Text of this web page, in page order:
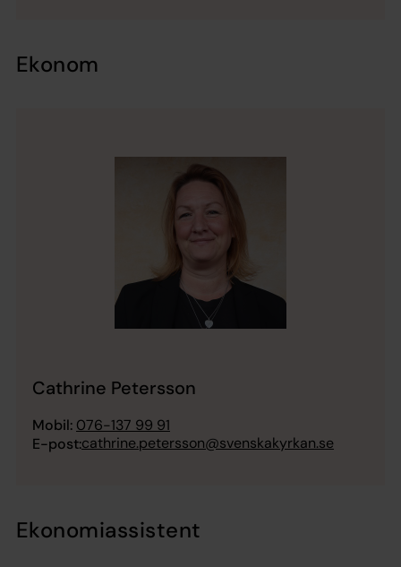
Ekonom
Cathrine Petersson
Mobil: 076-137 99 91
E-post:cathrine.petersson@svenskakyrkan.se
Ekonomiassistent